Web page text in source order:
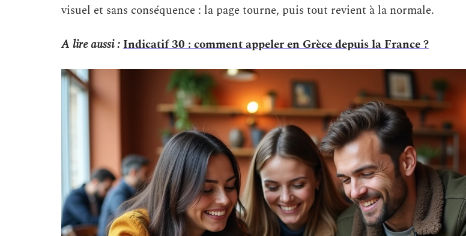
visuel et sans conséquence : la page tourne, puis tout revient à la normale.
A lire aussi :Indicatif 30 : comment appeler en Grèce depuis la France ?